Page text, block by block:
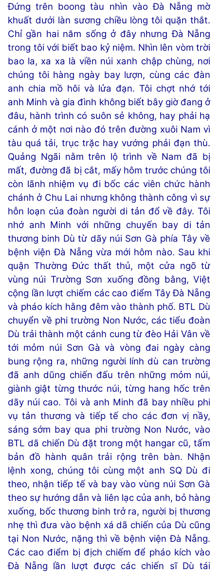
Đứng trên boong tàu nhìn vào Đà Nẵng mờ
khuất dưới làn sương chiều lòng tôi quặn thắt.
Chỉ gần hai năm sống ở đây nhưng Đà Nẵng
trong tôi với biết bao kỷ niệm. Nhìn lên vòm trời
bao la, xa xa là viền núi xanh chập chùng, nơi
chúng tôi hàng ngày bay lượn, cùng các đàn
anh chia mồ hôi và lửa đạn. Tôi chợt nhớ tới
anh Minh và gia đình không biết bây giờ đang ở
đâu, hành trình có suôn sẻ không, hay phải hạ
cánh ở một nơi nào đó trên đường xuôi Nam vì
tàu quá tải, trục trặc hay vướng phải đạn thù.
Quảng Ngãi nằm trên lộ trình về Nam đã bị
mất, đường đã bị cắt, mấy hôm trước chúng tôi
còn lãnh nhiệm vụ đi bốc các viên chức hành
chánh ở Chu Lai nhưng không thành công vì sự
hỗn loạn của đoàn người di tản đổ về đây. Tôi
nhớ anh Minh với những chuyến bay di tản
thương binh Dù từ dãy núi Sơn Gà phía Tây về
bệnh viện Đà Nẵng vừa mới hôm nào. Sau khi
quận Thường Đức thất thủ, một cửa ngõ từ
vùng núi Trường Sơn xuống đồng bằng, Việt
cộng lần lượt chiếm các cao điểm Tây Đà Nẵng
và pháo kích hằng đêm vào thành phố. BTL Dù
chuyển về phi trường Non Nước, các tiểu đoàn
Dù trải thành một cánh cung từ đèo Hải Vân về
tới mỏm núi Sơn Gà và vòng đai ngày càng
bung rộng ra, những người lính dù can trường
đã anh dũng chiến đấu trên những mỏm núi,
giành giật từng thước núi, từng hang hốc trên
dãy núi cao. Tôi và anh Minh đã bay nhiều phi
vụ tản thương và tiếp tế cho các đơn vị nầy,
sáng sớm bay qua phi trường Non Nước, vào
BTL dã chiến Dù đặt trong một hangar cũ, tấm
bản đồ hành quân trải rộng trên bàn. Nhận
lệnh xong, chúng tôi cùng một anh SQ Dù đi
theo, nhận tiếp tế và bay vào vùng núi Sơn Gà
theo sự hướng dẫn và liên lạc của anh, bỏ hàng
xuống, bốc thương binh trở ra, người bị thương
nhẹ thì đưa vào bệnh xá dã chiến của Dù cũng
tại Non Nước, nặng thì về bệnh viện Đà Nẵng.
Các cao điểm bị địch chiếm để pháo kích vào
Đà Nẵng lần lượt được các chiến sĩ Dù tái